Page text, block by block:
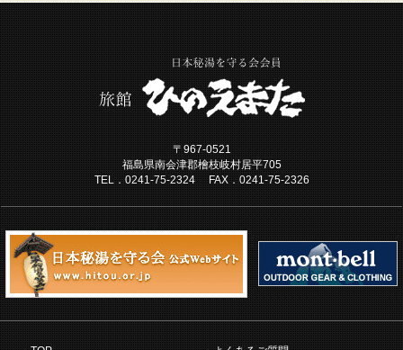
〒967-0521
福島県南会津郡檜枝岐村居平705
TEL．0241-75-2324 FAX．0241-75-2326